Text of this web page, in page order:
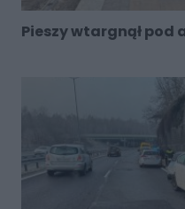
Pieszy wtargnął